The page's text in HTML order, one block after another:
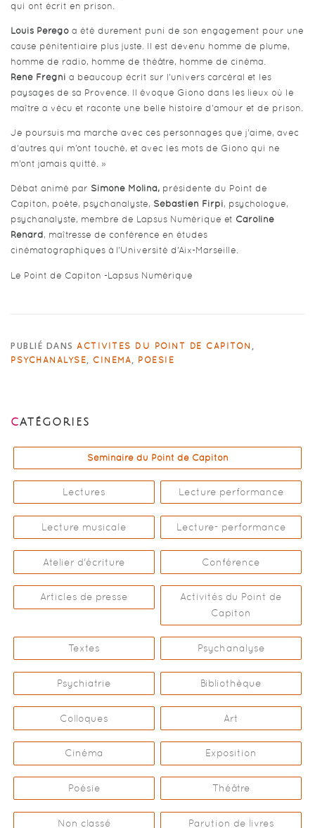
qui ont écrit en prison.
Louis Perego a été durement puni de son engagement pour une
cause pénitentiaire plus juste. Il est devenu homme de plume,
homme de radio, homme de théâtre, homme de cinéma.
René Frégni a beaucoup écrit sur l’univers carcéral et les
paysages de sa Provence. Il évoque Giono dans les lieux où le
maître a vécu et raconte une belle histoire d’amour et de prison.
Je poursuis ma marche avec ces personnages que j’aime, avec
d’autres qui m’ont touché, et avec les mots de Giono qui ne
m’ont jamais quitté. »
Débat animé par Simone Molina, présidente du Point de
Capiton, poète, psychanalyste, Sébastien Firpi, psychologue,
psychanalyste, membre de Lapsus Numérique et Caroline
Renard, maîtresse de conférence en études
cinématographiques à l’Université d’Aix-Marseille.
Le Point de Capiton -Lapsus Numérique
PUBLIÉ DANS ACTIVITÉS DU POINT DE CAPITON ,
PSYCHANALYSE, CINÉMA, POÉSIE
CATÉGORIES
Séminaire du Point de Capiton
Lectures Lecture performance
Lecture musicale Lecture- performance
Atelier d'écriture Conférence
Articles de presse
Activités du Point de
Capiton
Textes Psychanalyse
Psychiatrie Bibliothèque
Colloques Art
Cinéma Exposition
Poésie Théâtre
Non classé Parution de livres